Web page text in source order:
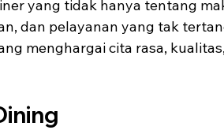
yang tidak hanya tentang
dan pelayanan yang tak
menghargai cita rasa,